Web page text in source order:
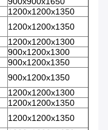
1200x1200x1350
1200x1200x1350
1200x1200x1300
900x1200x1300
900x1200x1350
900x1200x1350
1200x1200x1300
1200x1200x1350
1200x1200x1350